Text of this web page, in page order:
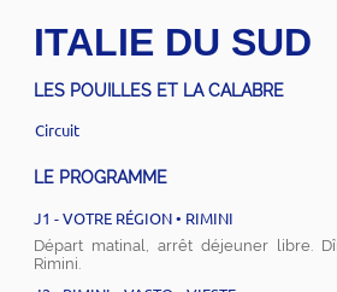
ITALIE DU SUD
LES POUILLES ET LA CALABRE
Circuit
LE PROGRAMME
J1 - VOTRE RÉGION • RIMINI
Départ matinal, arrêt déjeuner libre.
Rimini.